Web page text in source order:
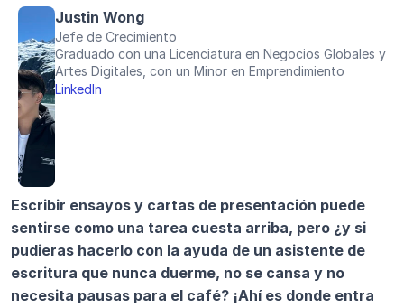
Justin Wong
Jefe de Crecimiento
Graduado con una Licenciatura en Negocios Globales y
Artes Digitales, con un Minor en Emprendimiento
LinkedIn
Escribir ensayos y cartas de presentación puede
sentirse como una tarea cuesta arriba, pero ¿y si
pudieras hacerlo con la ayuda de un asistente de
escritura que nunca duerme, no se cansa y no
necesita pausas para el café? ¡Ahí es donde entra